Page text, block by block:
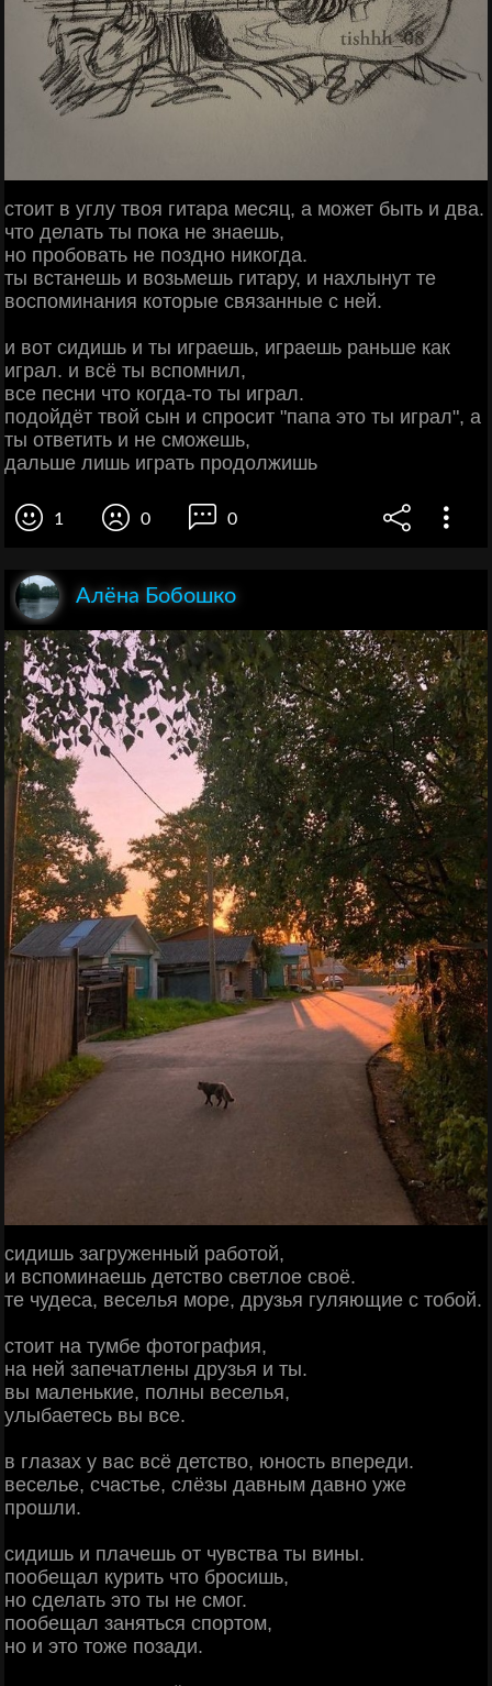
стоит в углу твоя гитара месяц, а может быть и два.
что делать ты пока не знаешь,
но пробовать не поздно никогда.
ты встанешь и возьмешь гитару, и нахлынут те
воспоминания которые связанные с ней.
и вот сидишь и ты играешь, играешь раньше как
играл. и всё ты вспомнил,
все песни что когда-то ты играл.
подойдёт твой сын и спросит "папа это ты играл", а
ты ответить и не сможешь,
дальше лишь играть продолжишь
1 0 0
Алёна Бобошко
сидишь загруженный работой,
и вспоминаешь детство светлое своё.
те чудеса, веселья море, друзья гуляющие с тобой.
стоит на тумбе фотография,
на ней запечатлены друзья и ты.
вы маленькие, полны веселья,
улыбаетесь вы все.
в глазах у вас всё детство, юность впереди.
веселье, счастье, слёзы давным давно уже
прошли.
сидишь и плачешь от чувства ты вины.
пообещал курить что бросишь,
но сделать это ты не смог.
пообещал заняться спортом,
но и это тоже позади.